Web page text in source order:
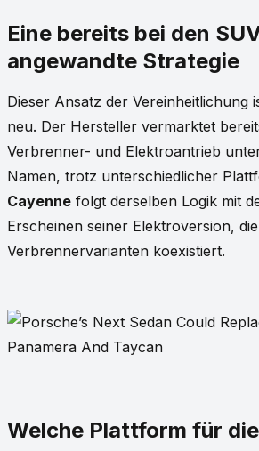
Eine bereits bei den
angewandte Strategie
Dieser Ansatz der Vereinheitlichung
neu. Der Hersteller vermarktet
Verbrenner- und Elektroantrieb
Namen, trotz unterschiedlicher
Cayenne folgt derselben Logik mit
Erscheinen seiner Elektroversion,
Verbrennervarianten koexistiert.
Welche Plattform für